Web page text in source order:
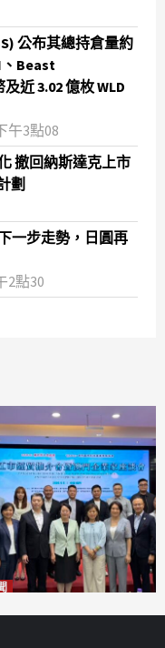
公布其總持倉量約
、Beast
近 3.02 億枚 WLD
午3點08
撤回納斯達克上市
劃
一步走勢，日圓再
2點30